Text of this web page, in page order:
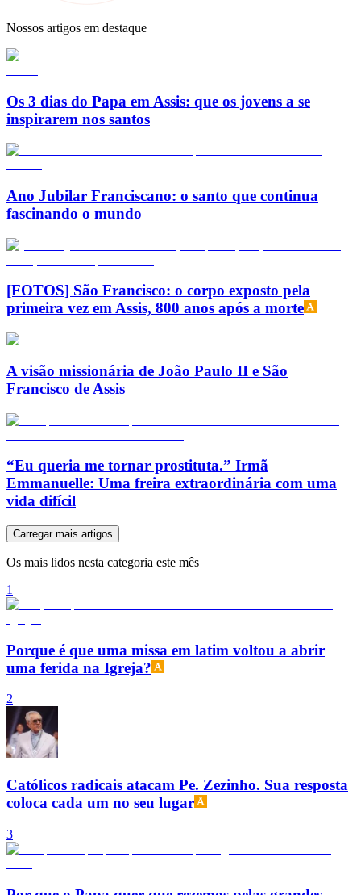
Nossos artigos em destaque
Os 3 dias do Papa em Assis: que os jovens a se
inspirarem nos santos
Ano Jubilar Franciscano: o santo que continua
fascinando o mundo
[FOTOS] São Francisco: o corpo exposto pela
primeira vez em Assis, 800 anos após a morte
A visão missionária de João Paulo II e São
Francisco de Assis
“Eu queria me tornar prostituta.” Irmã
Emmanuelle: Uma freira extraordinária com uma
vida difícil
Carregar mais artigos
Os mais lidos nesta categoria este mês
1
Porque é que uma missa em latim voltou a abrir
uma ferida na Igreja?
2
Católicos radicais atacam Pe. Zezinho. Sua resposta
coloca cada um no seu lugar
3